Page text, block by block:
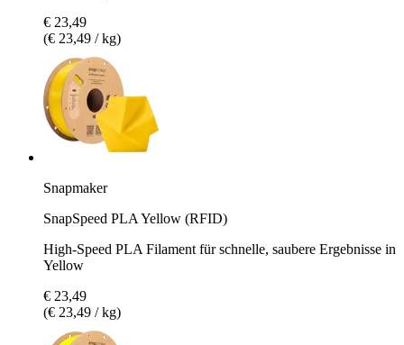
€ 23,49
(€ 23,49 / kg)
Snapmaker
SnapSpeed PLA Yellow (RFID)
High-Speed PLA Filament für schnelle, saubere Ergebnisse in
Yellow
€ 23,49
(€ 23,49 / kg)